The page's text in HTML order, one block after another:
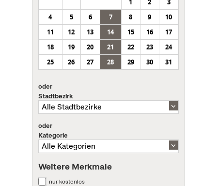
1
2
3
4
5 6 7 8 9
10
11
12 13 14 15 16
17
18
19 20 21 22 23
24
25
26 27 28 29 30 31
oder
Stadtbezirk
oder
Kategorie
Weitere Merkmale
nur kostenlos